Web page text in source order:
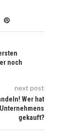
noch
next post
Wer hat
gekauft?